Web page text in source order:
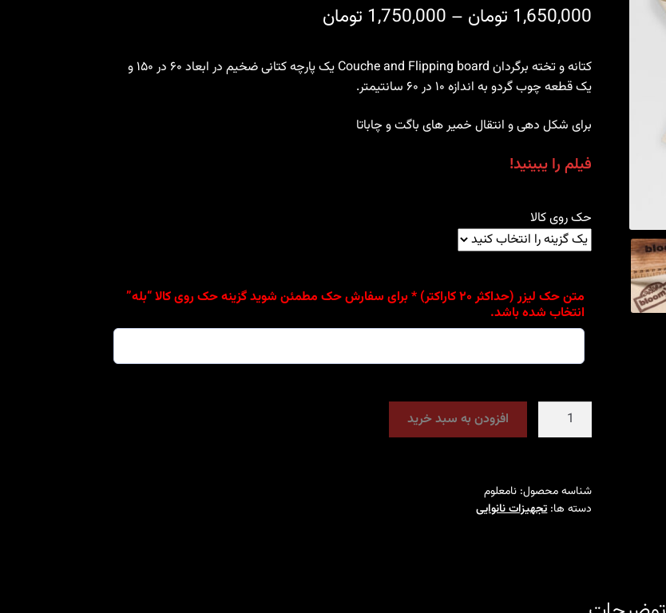
1,650,000 تومان –
1,750,000 تومانPrice
1,650,000 تومان
کتانه و تخته برگردان Couche and Flipping board یک پارچه کتانی ضخیم در ابعاد ۶۰ در ۱۵۰ و
یک قطعه چوب گردو به اندازه ۱۰ در ۶۰ سانتیمتر.
برای شکل دهی و انتقال خمیر های باگت و چاباتا
فیلم را یبینید!
حک روی کالا
متن حک لیزر (حداکثر ۲۰ کاراکتر) * برای سفارش حک مطمئن شوید گزینه حک روی کالا “بله”
انتخاب شده باشد.
کتانه
-
Couche
افزودن به سبد خرید
شناسه محصول: نامعلوم
دسته ها:تجهیزات نانوایی